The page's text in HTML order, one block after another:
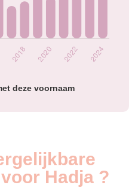
deze voornaam
Hadja ?